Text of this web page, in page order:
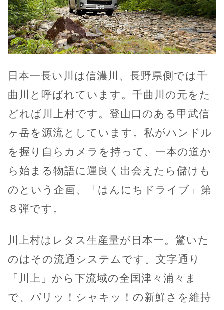
日本一長い川は信濃川、長野県側では千
曲川と呼ばれています。千曲川の元をた
どれば川上村です。登山口のある甲武信
ヶ岳を源流としています。私がハンドル
を握り自らカメラを持って、一本の道か
ら始まる物語に運良く出会えたら儲けも
のという企画、「はんにちドライブ」第
８弾です。
川上村はレタス生産量が日本一。驚いた
のはその流通システムです。文字通り
「川上」から下流域の全国津々浦々ま
で、パリッ！シャキッ！の新鮮さを維持